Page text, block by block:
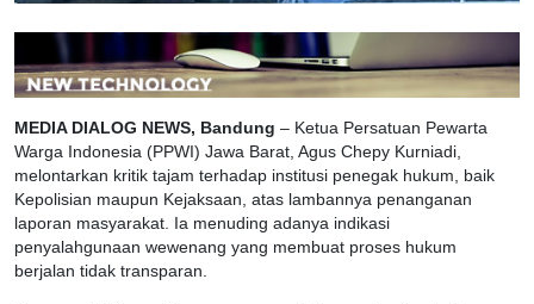
MEDIA DIALOG NEWS, Bandung – Ketua Persatuan Pewarta
Warga Indonesia (PPWI) Jawa Barat, Agus Chepy Kurniadi,
melontarkan kritik tajam terhadap institusi penegak hukum, baik
Kepolisian maupun Kejaksaan, atas lambannya penanganan
laporan masyarakat. Ia menuding adanya indikasi
penyalahgunaan wewenang yang membuat proses hukum
berjalan tidak transparan.